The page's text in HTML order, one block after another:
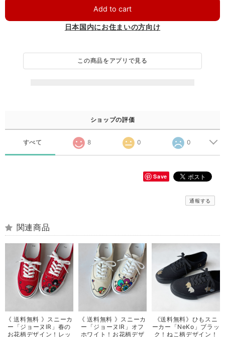
Add to cart
日本国内にお住まいの方向け
この商品をアプリで見る
ショップの評価
すべて 8 0 0
Save
通報する
関連商品
《 送料無料 》スニーカ
ー「ジョーヌlR」春の
お花柄デザイン！レッ
《 送料無料 》スニーカ
ー「ジョーヌlR」オフ
ホワイト！お花柄デザ
《送料無料》ひもスニ
ーカー「NeKo」ブラッ
ク！ねこ柄デザイン！